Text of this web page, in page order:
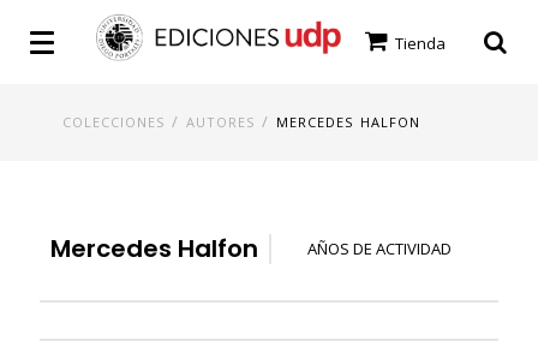
Tienda
COLECCIONES /AUTORES / MERCEDES HALFON
Mercedes Halfon AÑOS DE ACTIVIDAD